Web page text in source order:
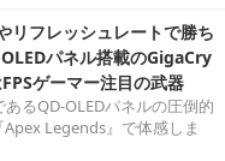
リフレッシュレートで勝ち
パネル搭載のGigaCry
ゲーマー注目の武器
あるQD-OLEDパネルの圧倒的
Legends』で体感しま